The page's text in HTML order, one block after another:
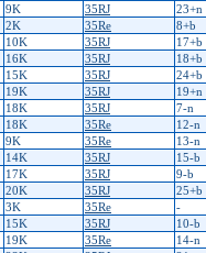
9K 35RJ 23+n
2K 35Re 8+b
10K 35RJ 17+b
16K 35RJ 18+b
15K 35RJ 24+b
19K 35RJ 19+n
18K 35RJ 7-n
18K 35Re 12-n
9K 35Re 13-n
14K 35RJ 15-b
17K 35RJ 9-b
20K 35RJ 25+b
3K 35Re -
15K 35RJ 10-b
19K 35Re 14-n